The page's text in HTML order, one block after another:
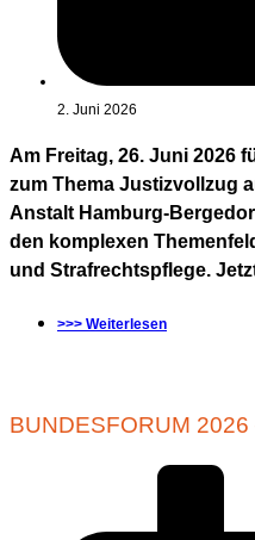
2. Juni 2026
Am Freitag, 26. Juni 2026
zum Thema Justizvollzug
Anstalt Hamburg-
den komplexen
und Strafrechtspflege.
>>> Weiterlesen
BUNDESFORUM